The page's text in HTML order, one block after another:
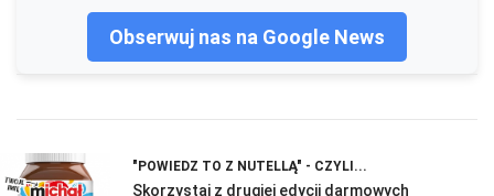
Obserwuj nas na Google News
"POWIEDZ TO Z NUTELLĄ" - CZYLI...
Skorzystaj z drugiej edycji darmowych